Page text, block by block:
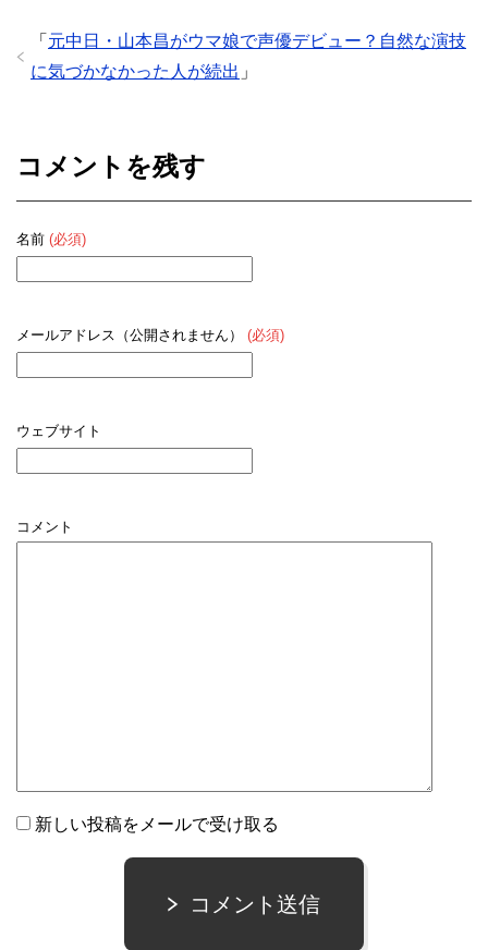
「 元中日・山本昌がウマ娘で声優デビュー？自然な演技
に気づかなかった人が続出 」
コメントを残す
名前 (必須)
メールアドレス（公開されません） (必須)
ウェブサイト
コメント
新しい投稿をメールで受け取る
コメント送信